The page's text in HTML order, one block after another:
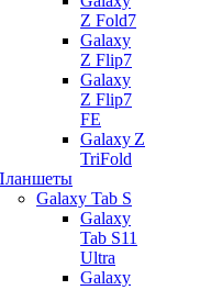
Z Fold7
Galaxy
Z Flip7
Galaxy
Z Flip7
FE
Galaxy Z
TriFold
Galaxy Tab S
Galaxy
Tab S11
Ultra
Galaxy